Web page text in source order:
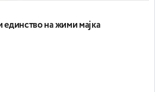
единство на жими мајка